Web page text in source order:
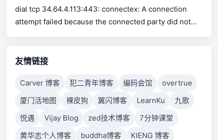
for Excel support Use pip or conda to install xlrd.
dial tcp 34.64.4.113:443: connectex: A connection
attempt failed because the connected party did not
connection failed because connected host has failed
to respond.
友情链接
Carver 博客 犯二青年博客 编码会馆
overtrue
厦门活地图
裸皮狗 翼闪博客 LearnKu
九歌
悦遇
Vijay Blog zed技术博客
7分钟课堂
黄华志个人博客
buddha博客
KIENG 博客